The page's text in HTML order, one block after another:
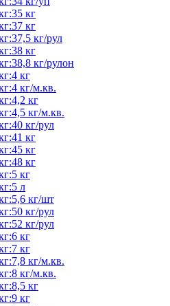
кг
кг
кг/рул
кг
кг/рулон
кг
кг/м.кв.
кг
кг/м.кв.
кг/рул
кг
кг
кг
кг
л
кг/шт
кг/рул
кг/рул
кг
кг
кг/м.кв.
кг/м.кв.
кг
кг